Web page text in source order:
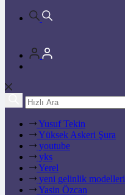
Yusuf Tekin
Yüksek Askeri Şura
youtube
yks
Yerel
yeni gelinlik modelleri
Yasin Özcan